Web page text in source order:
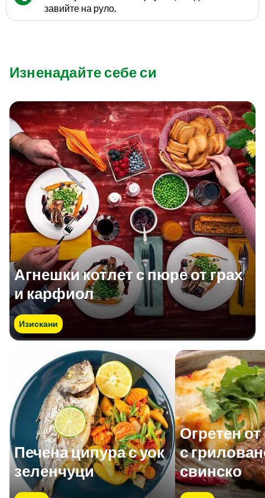
завийте на руло.
Изненадайте себе си
Агнешки котлет с пюре от грах
и карфиол
Изискани
Печена ципура с уок
зеленчуци
Огретен
с
свинско